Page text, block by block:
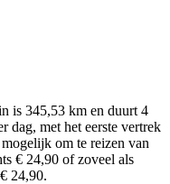
is 345,53 km en duurt 4
dag, met het eerste vertrek
om te reizen van
€ 24,90 of zoveel als
24,90.